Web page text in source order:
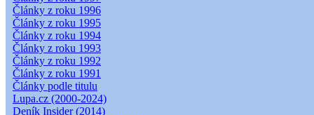
Články z roku 1996
Články z roku 1995
Články z roku 1994
Články z roku 1993
Články z roku 1992
Články z roku 1991
Články podle titulu
Lupa.cz (2000-2024)
Deník Insider (2014)